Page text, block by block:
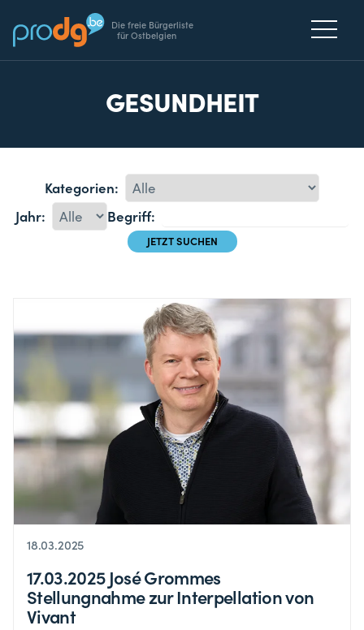
Die freie Bürgerliste
für Ostbelgien
GESUNDHEIT
Kategorien:
Jahr:
Begriff:
18.03.2025
17.03.2025 José Grommes
Stellungnahme zur Interpellation von
Vivant